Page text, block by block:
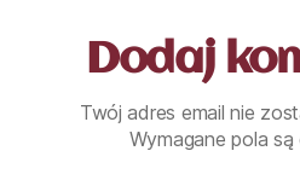
Dodaj
Twój adres email nie
Wymagane pola